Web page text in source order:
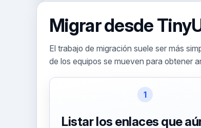
Migrar desde
El trabajo de migración suele ser más
de los equipos se mueven para obtener
1
Listar los enlaces que